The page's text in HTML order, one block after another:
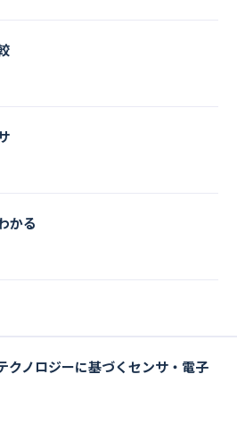
かる
クノロジーに基づくセンサ・電子